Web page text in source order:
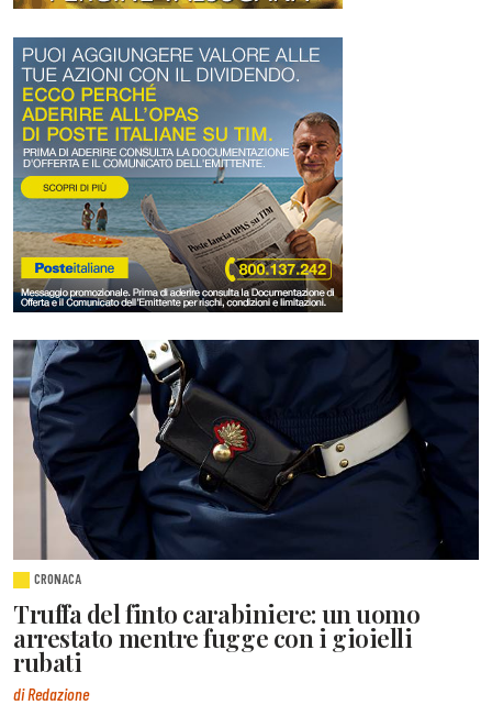
CRONACA
Truffa del finto carabiniere: un uomo
arrestato mentre fugge con i gioielli
rubati
di Redazione